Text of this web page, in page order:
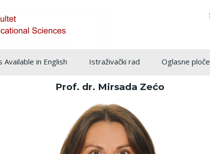
Available in English Istraživački rad Oglasne ploče
Prof. dr. Mirsada Zećo